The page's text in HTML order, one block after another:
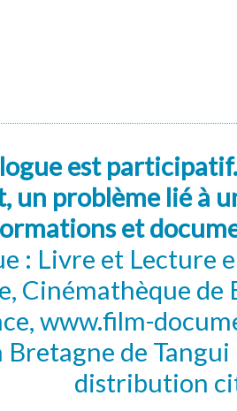
est
un problème lié à
et
: Livre et Lecture
Cinémathèque de
www.film-
Bretagne de
distribution